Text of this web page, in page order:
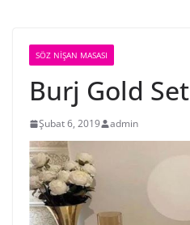
SÖZ NIŞAN MASASI
Burj Gold Set
Şubat 6, 2019 admin